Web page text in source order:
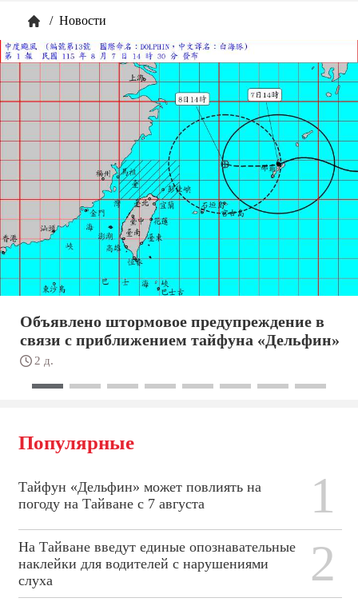
/ Новости
Объявлено штормовое предупреждение в
связи с приближением тайфуна «Дельфин»
2 д.
Популярные
Тайфун «Дельфин» может повлиять на
погоду на Тайване с 7 августа
1
На Тайване введут единые опознавательные
наклейки для водителей с нарушениями
слуха
2